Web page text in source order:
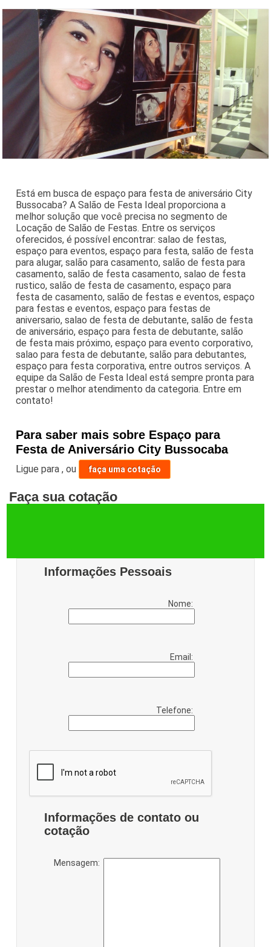
Está em busca de espaço para festa de aniversário City
Bussocaba? A Salão de Festa Ideal proporciona a
melhor solução que você precisa no segmento de
Locação de Salão de Festas. Entre os serviços
oferecidos, é possível encontrar: salao de festas,
espaço para eventos, espaço para festa, salão de festa
para alugar, salão para casamento, salão de festa para
casamento, salão de festa casamento, salao de festa
rustico, salão de festa de casamento, espaço para
festa de casamento, salão de festas e eventos, espaço
para festas e eventos, espaço para festas de
aniversario, salao de festa de debutante, salão de festa
de aniversário, espaço para festa de debutante, salão
de festa mais próximo, espaço para evento corporativo,
salao para festa de debutante, salão para debutantes,
espaço para festa corporativa, entre outros serviços. A
equipe da Salão de Festa Ideal está sempre pronta para
prestar o melhor atendimento da categoria. Entre em
contato!
Para saber mais sobre Espaço para
Festa de Aniversário City Bussocaba
Ligue para,ou faça uma cotação
Faça sua cotação
Informações Pessoais
Nome:
Email:
Telefone:
Informações de contato ou
cotação
Mensagem: